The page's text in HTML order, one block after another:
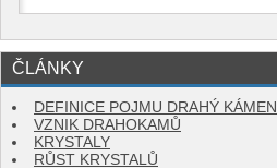
ČLÁNKY
DEFINICE POJMU DRAHÝ KÁMEN
VZNIK DRAHOKAMŮ
KRYSTALY
RŮST KRYSTALŮ